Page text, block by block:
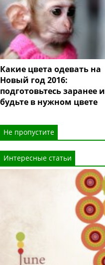
Какие цвета одевать на
Новый год 2016:
подготовьтесь заранее и
будьте в нужном цвете
Не пропустите
Интересные статьи